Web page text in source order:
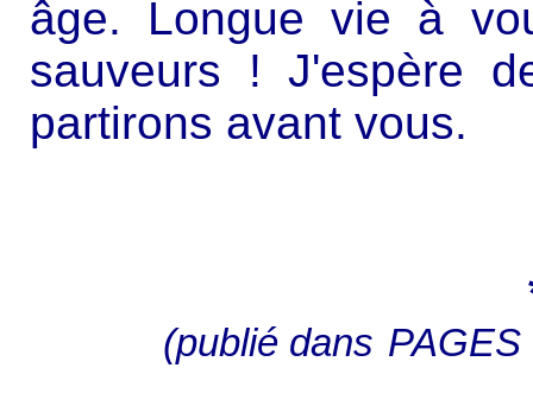
âge. Longue vie à
sauveurs ! J'espère
partirons avant vous.
(publié dans PAGES